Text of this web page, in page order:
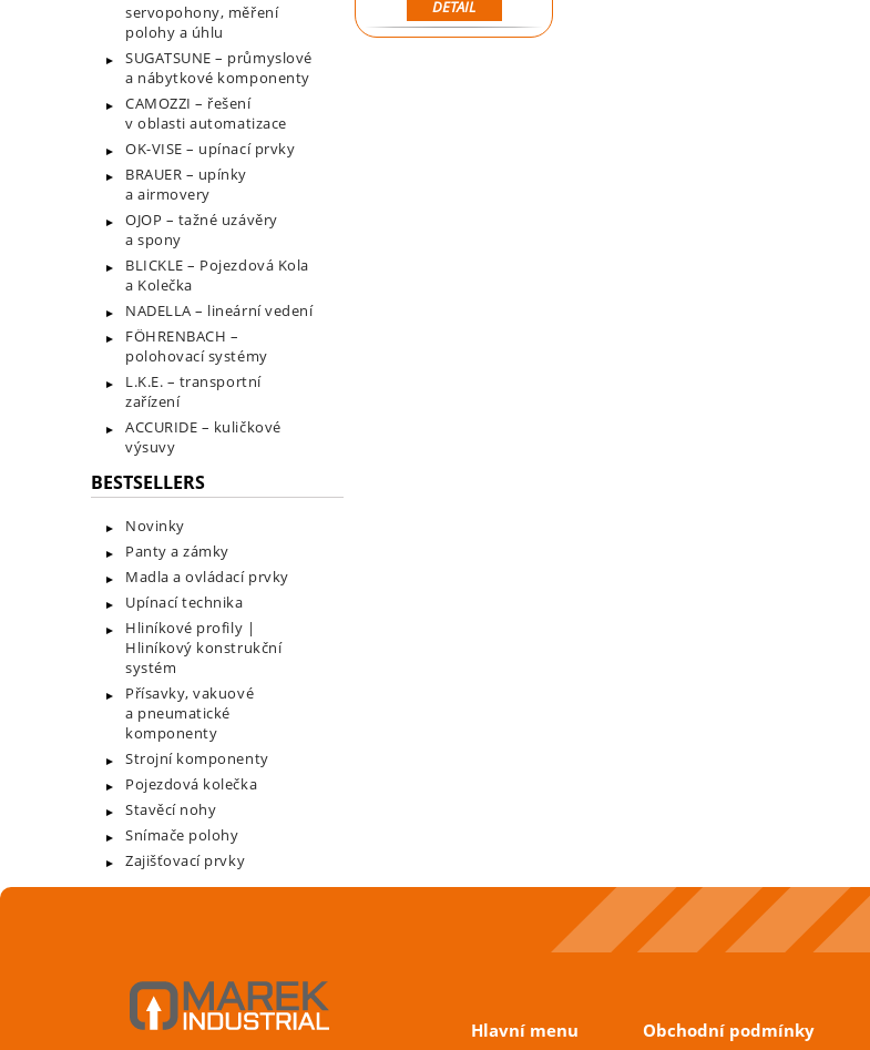
servopohony, měření
polohy a úhlu
SUGATSUNE – průmyslové
a nábytkové komponenty
CAMOZZI – řešení
v oblasti automatizace
OK-VISE – upínací prvky
BRAUER – upínky
a airmovery
OJOP – tažné uzávěry
a spony
BLICKLE – Pojezdová Kola
a Kolečka
NADELLA – lineární vedení
FÖHRENBACH –
polohovací systémy
L.K.E. – transportní
zařízení
ACCURIDE – kuličkové
výsuvy
BESTSELLERS
Novinky
Panty a zámky
Madla a ovládací prvky
Upínací technika
Hliníkové profily |
Hliníkový konstrukční
systém
Přísavky, vakuové
a pneumatické
komponenty
Strojní komponenty
Pojezdová kolečka
Stavěcí nohy
Snímače polohy
Zajišťovací prvky
DETAIL
Hlavní menu Obchodní podmínky